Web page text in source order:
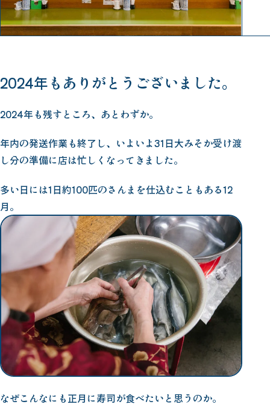
2024年もありがとうございました。
2024年も残すところ、あとわずか。
年内の発送作業も終了し、いよいよ31日大みそか受け渡
し分の準備に店は忙しくなってきました。
多い日には1日約100匹のさんまを仕込むこともある12
月。
なぜこんなにも正月に寿司が食べたいと思うのか。